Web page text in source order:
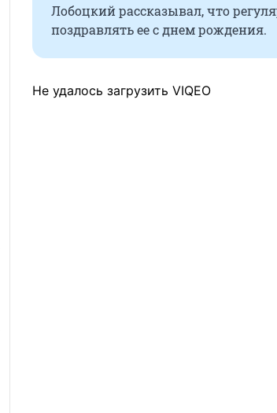
Лобоцкий рассказывал, что
поздравлять ее с днем рождения.
Не удалось загрузить VIQEO